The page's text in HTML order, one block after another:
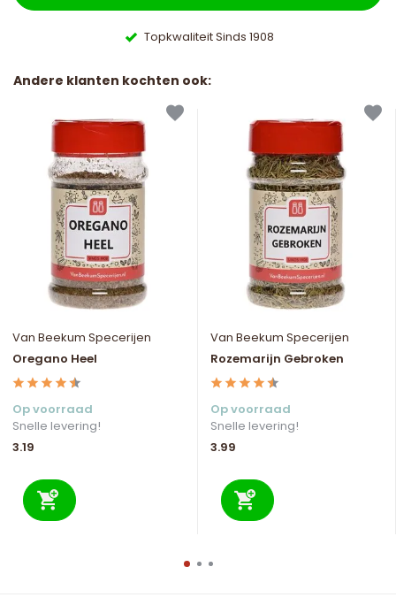
Topkwaliteit Sinds 1908
Andere klanten kochten ook:
Van Beekum Specerijen
Oregano Heel
Op voorraad
Snelle levering!
3.19
Van Beekum Specerijen
Rozemarijn Gebroken
Op voorraad
Snelle levering!
3.99